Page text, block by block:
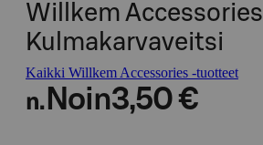
Willkem Accessories
Kulmakarvaveitsi
Kaikki Willkem Accessories -tuotteet
n. Noin3,50 €